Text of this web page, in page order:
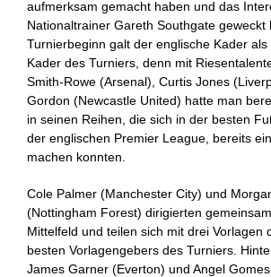
aufmerksam gemacht haben und das
Nationaltrainer Gareth Southgate geweckt
Turnierbeginn galt der englische Kader
Kader des Turniers, denn mit
Smith-Rowe (Arsenal), Curtis Jones
Gordon (Newcastle United) hatte man
in seinen Reihen, die sich in der besten
der englischen Premier League, bereits
machen konnten.
Cole Palmer (Manchester City) und
(Nottingham Forest) dirigierten
Mittelfeld und teilen sich mit drei Vorlagen
besten Vorlagengebers des Turniers.
James Garner (Everton) und Angel